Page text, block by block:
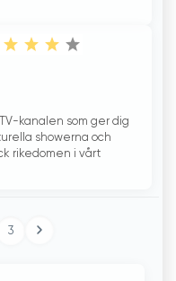
kanalen som ger dig
showerna och
rikedomen i vårt
3